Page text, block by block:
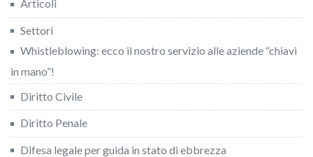
Articoli
Settori
Whistleblowing: ecco il nostro servizio alle aziende “chiavi
in mano”!
Diritto Civile
Diritto Penale
Difesa legale per guida in stato di ebbrezza